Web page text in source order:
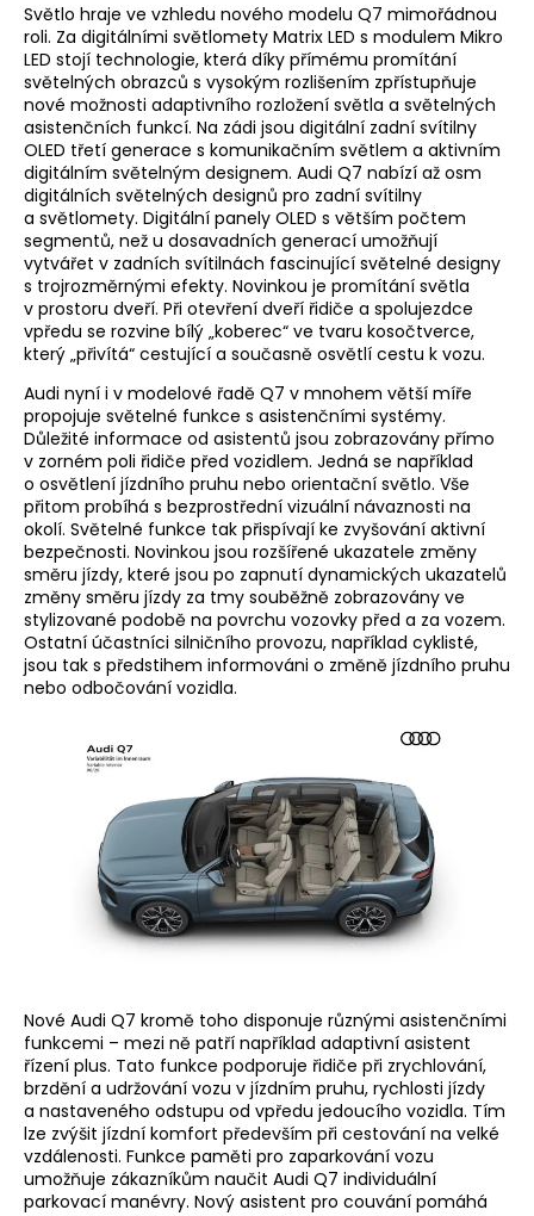
Světlo hraje ve vzhledu nového modelu Q7 mimořádnou
roli. Za digitálními světlomety Matrix LED s modulem Mikro
LED stojí technologie, která díky přímému promítání
světelných obrazců s vysokým rozlišením zpřístupňuje
nové možnosti adaptivního rozložení světla a světelných
asistenčních funkcí. Na zádi jsou digitální zadní svítilny
OLED třetí generace s komunikačním světlem a aktivním
digitálním světelným designem. Audi Q7 nabízí až osm
digitálních světelných designů pro zadní svítilny
a světlomety. Digitální panely OLED s větším počtem
segmentů, než u dosavadních generací umožňují
vytvářet v zadních svítilnách fascinující světelné designy
s trojrozměrnými efekty. Novinkou je promítání světla
v prostoru dveří. Při otevření dveří řidiče a spolujezdce
vpředu se rozvine bílý „koberec“ ve tvaru kosočtverce,
který „přivítá“ cestující a současně osvětlí cestu k vozu.
Audi nyní i v modelové řadě Q7 v mnohem větší míře
propojuje světelné funkce s asistenčními systémy.
Důležité informace od asistentů jsou zobrazovány přímo
v zorném poli řidiče před vozidlem. Jedná se například
o osvětlení jízdního pruhu nebo orientační světlo. Vše
přitom probíhá s bezprostřední vizuální návaznosti na
okolí. Světelné funkce tak přispívají ke zvyšování aktivní
bezpečnosti. Novinkou jsou rozšířené ukazatele změny
směru jízdy, které jsou po zapnutí dynamických ukazatelů
změny směru jízdy za tmy souběžně zobrazovány ve
stylizované podobě na povrchu vozovky před a za vozem.
Ostatní účastníci silničního provozu, například cyklisté,
jsou tak s předstihem informováni o změně jízdního pruhu
nebo odbočování vozidla.
Nové Audi Q7 kromě toho disponuje různými asistenčními
funkcemi – mezi ně patří například adaptivní asistent
řízení plus. Tato funkce podporuje řidiče při zrychlování,
brzdění a udržování vozu v jízdním pruhu, rychlosti jízdy
a nastaveného odstupu od vpředu jedoucího vozidla. Tím
lze zvýšit jízdní komfort především při cestování na velké
vzdálenosti. Funkce paměti pro zaparkování vozu
umožňuje zákazníkům naučit Audi Q7 individuální
parkovací manévry. Nový asistent pro couvání pomáhá